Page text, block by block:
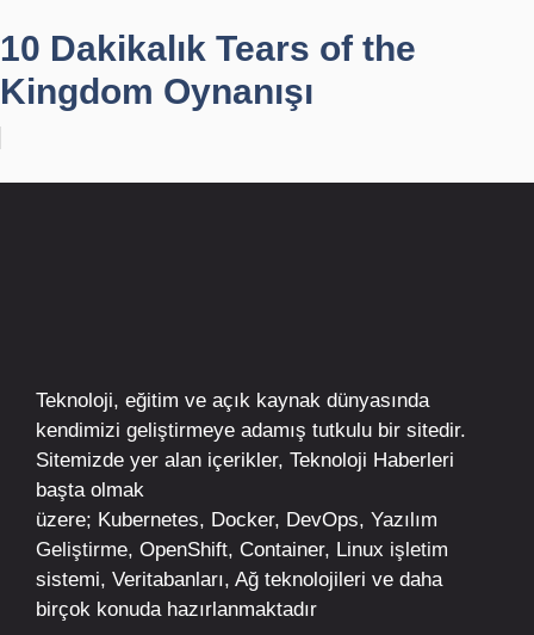
10 Dakikalık Tears of the
Kingdom Oynanışı
Teknoloji, eğitim ve açık kaynak dünyasında
kendimizi geliştirmeye adamış tutkulu bir sitedir.
Sitemizde yer alan içerikler, Teknoloji Haberleri
başta olmak
üzere; Kubernetes, Docker, DevOps, Yazılım
Geliştirme, OpenShift, Container, Linux işletim
sistemi, Veritabanları, Ağ teknolojileri ve daha
birçok konuda hazırlanmaktadır